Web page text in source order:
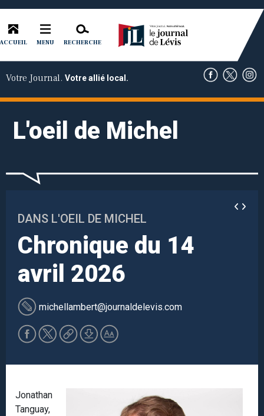
ACCUEIL MENU RECHERCHE
Votre Journal. Votre allié local.
L'oeil de Michel
DANS L'OEIL DE MICHEL
Chronique du 14
avril 2026
michellambert@journaldelevis.com
Jonathan
Tanguay,